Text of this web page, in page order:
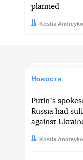
planned
Автор:
Kostia
Дата:
Новости
Putinʼs
Russia had
against
Автор:
Kostia
Дата: